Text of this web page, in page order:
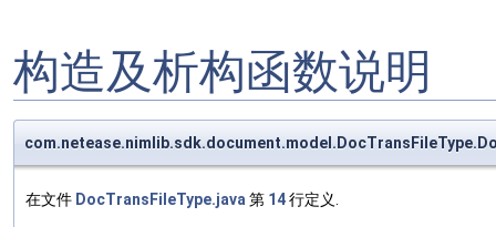
构造及析构函数说明
在文件 DocTransFileType.java第 14行定义.